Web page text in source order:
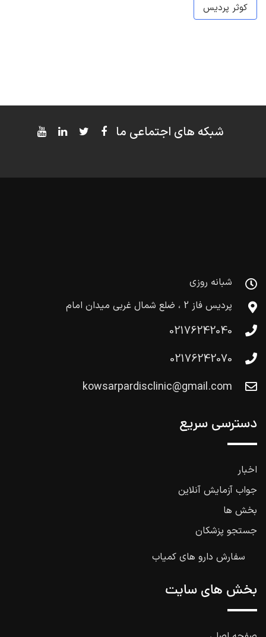
کوثر پردیس
شبکه های اجتماعی ما
شبانه روزی
پردیس فاز 2 ، ضلع شمال غربی میدان امام
02176242040
02176242070
kowsarpardisclinic@gmail.com
دسترسی سریع
اخبار
جواب آزمایش آنلاین
بخش ها
جستجو پزشکان
سفارش دارو های کمیاب
بخش های سایت